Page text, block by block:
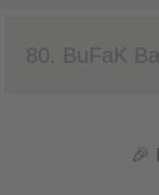
80. BuFaK
🎉